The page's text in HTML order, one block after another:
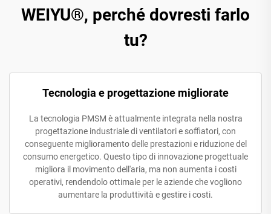
WEIYU®, perché dovresti farlo
tu?
Tecnologia e progettazione migliorate
La tecnologia PMSM è attualmente integrata nella nostra
progettazione industriale di ventilatori e soffiatori, con
conseguente miglioramento delle prestazioni e riduzione del
consumo energetico. Questo tipo di innovazione progettuale
migliora il movimento dell'aria, ma non aumenta i costi
operativi, rendendolo ottimale per le aziende che vogliono
aumentare la produttività e gestire i costi.